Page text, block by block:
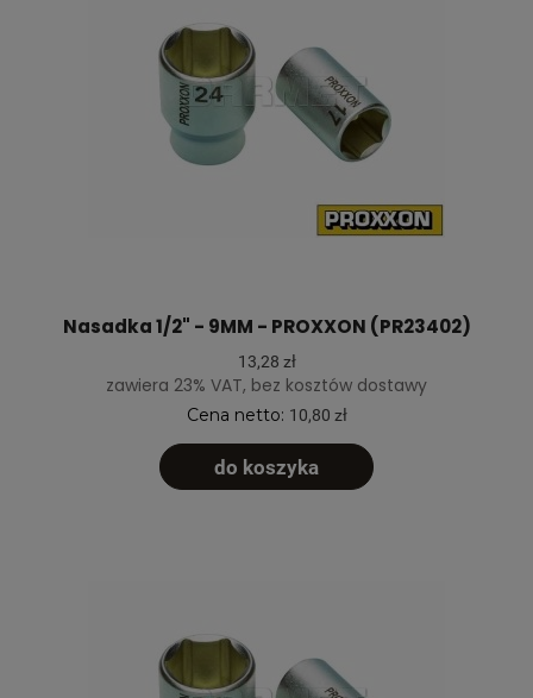
Nasadka 1/2" - 9MM - PROXXON (PR23402)
13,28 zł
zawiera 23% VAT, bez kosztów dostawy
Cena netto: 10,80 zł
do koszyka